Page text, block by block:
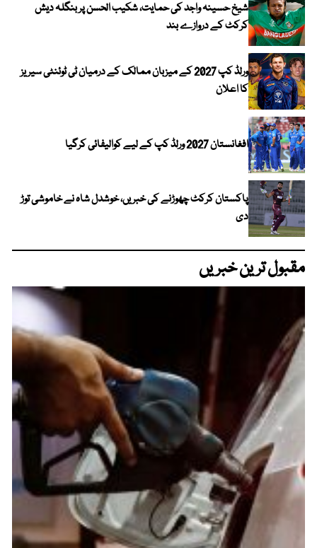
شیخ حسینہ واجد کی حمایت، شکیب الحسن پر بنگلہ دیش
کرکٹ کے دروازے بند
ورلڈ کپ 2027 کے میزبان ممالک کے درمیان ٹی ٹوئنٹی سیریز
کا اعلان
افغانستان 2027 ورلڈ کپ کے لیے کوالیفائی کرگیا
پاکستان کرکٹ چھوڑنے کی خبریں، خوشدل شاہ نے خاموشی توڑ
دی
مقبول ترین خبریں